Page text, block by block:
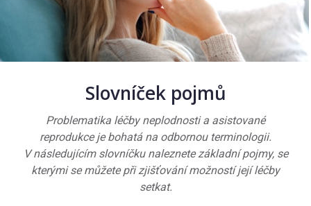
Slovníček pojmů
Problematika léčby neplodnosti a asistované
reprodukce je bohatá na odbornou terminologii.
V následujícím slovníčku naleznete základní pojmy, se
kterými se můžete při zjišťování možností její léčby
setkat.